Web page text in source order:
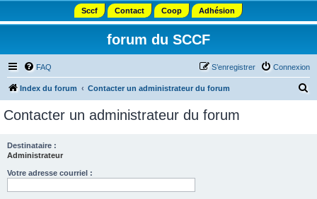
Sccf Contact Coop Adhésion
forum du SCCF
FAQ Connexion
S’enregistrer
Index du forum Contacter un administrateur du forum
Contacter un administrateur du forum
Destinataire :
Administrateur
Votre adresse courriel :